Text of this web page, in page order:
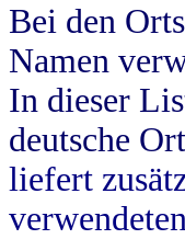
Bei den
Namen
In dieser
deutsche
liefert